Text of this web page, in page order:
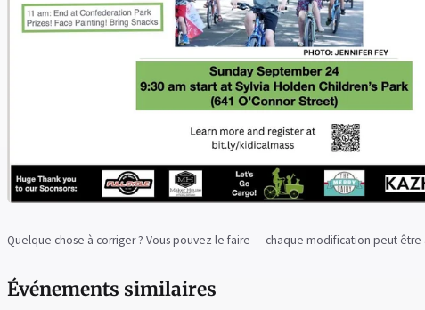
Quelque chose à corriger ? Vous pouvez le faire — chaque modification peut être
Événements similaires